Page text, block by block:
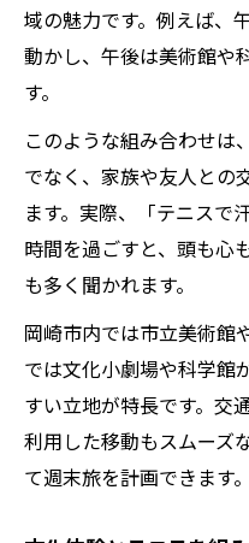
域の魅力です。例えば、
動かし、午後は美術館や
す。
このような組み合わせは
でなく、家族や友人との
ます。実際、「テニスで
時間を過ごすと、頭も心
も多く聞かれます。
岡崎市内では市立美術館
では文化小劇場や科学館
すい立地が特長です。交
利用した移動もスムーズ
て週末旅を計画できます。